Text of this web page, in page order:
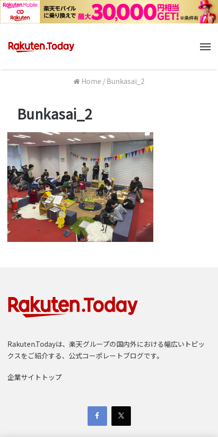
Home / Bunkasai_2
Bunkasai_2
Rakuten.Todayは、楽天グループの国内外における幅広いトピッ
クスをご紹介する、公式コーポレートブログです。
企業サイトトップ